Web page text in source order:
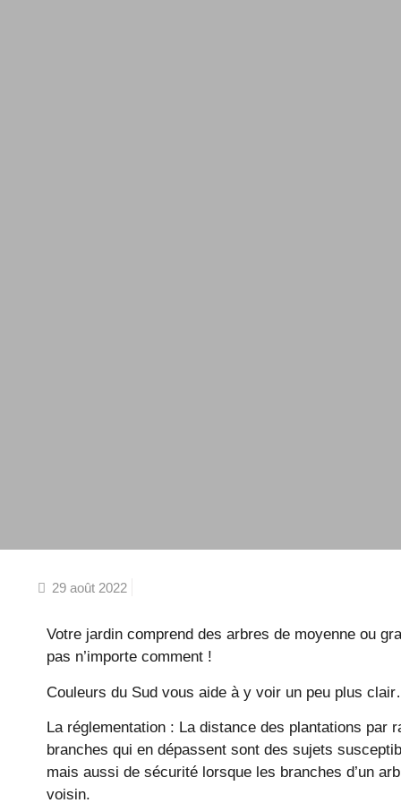
29 août 2022
Votre jardin comprend des arbres de moyenne ou
pas n’importe comment !
Couleurs du Sud vous aide à y voir un peu plus
La réglementation : La distance des plantations par
branches qui en dépassent sont des sujets
mais aussi de sécurité lorsque les branches d’un
voisin.